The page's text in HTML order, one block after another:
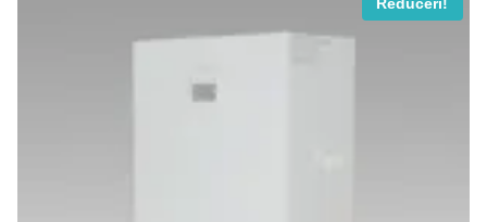
Reduceri!